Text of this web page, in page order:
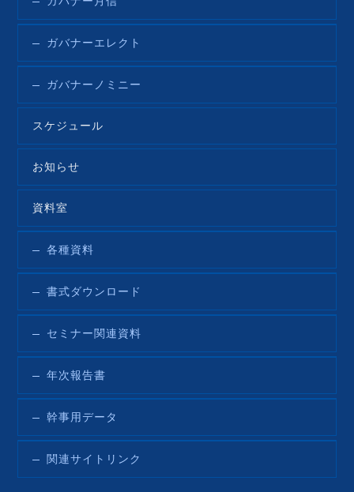
ガバナーエレクト
ガバナーノミニー
スケジュール
お知らせ
資料室
各種資料
書式ダウンロード
セミナー関連資料
年次報告書
幹事用データ
関連サイトリンク